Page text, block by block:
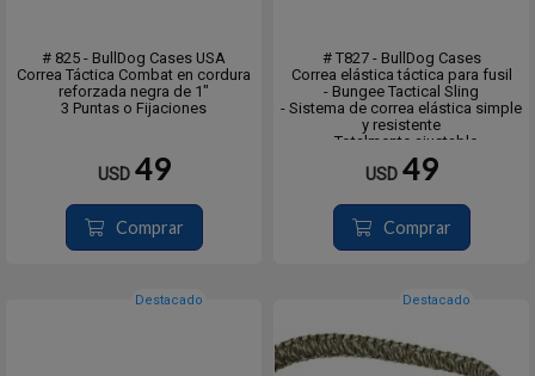
# 825 - BullDog Cases USA
Correa Táctica Combat en cordura
reforzada negra de 1"
3 Puntas o Fijaciones
USD 49
Comprar
# T827 - BullDog Cases
Correa elástica táctica para fusil
- Bungee Tactical Sling
- Sistema de correa elástica simple
y resistente
- Totalmente ajustable
- T827T Tanino - T827B Negra
USD 49
Comprar
Destacado Destacado